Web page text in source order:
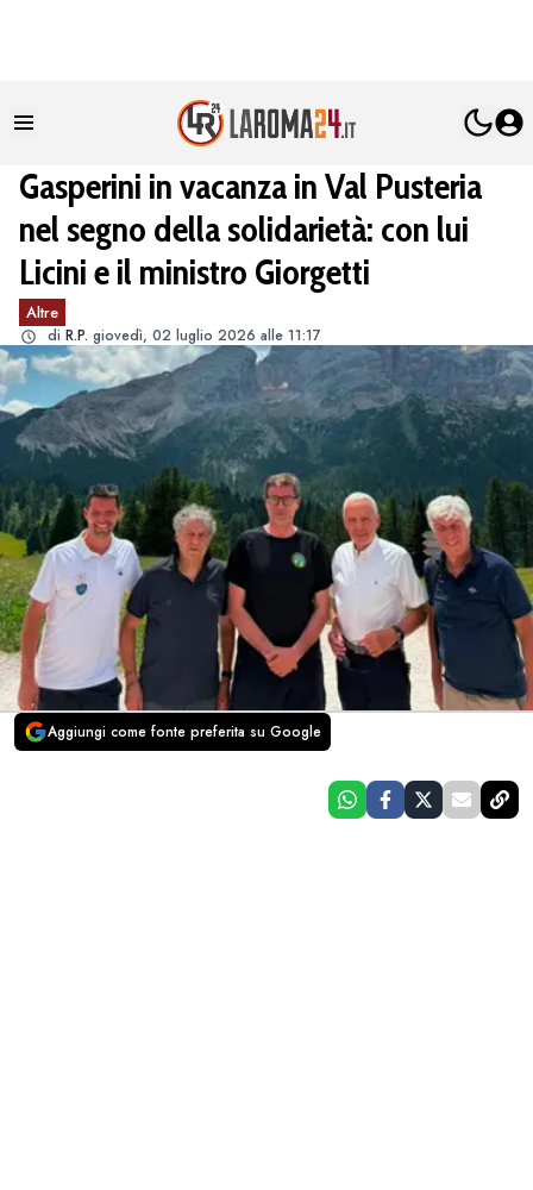
Gasperini in vacanza in Val Pusteria
nel segno della solidarietà: con lui
Licini e il ministro Giorgetti
Altre
di R.P. giovedì, 02 luglio 2026 alle 11:17
Aggiungi come fonte preferita su Google